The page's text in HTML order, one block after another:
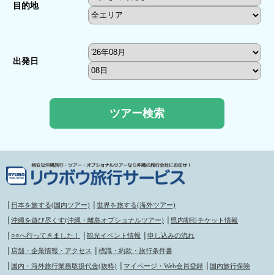
目的地
出発日
日本を旅する(国内ツアー) 世界を旅する(海外ツアー)
沖縄を遊び尽くす(沖縄・離島オプショナルツアー) 県内割引チケット情報
○○へ行ってきました！ 観光イベント情報 申し込みの流れ
店舗・企業情報・アクセス 標識・約款・旅行条件書
国内・海外旅行業務取扱代金(抜粋) マイページ・Web会員登録 国内旅行保険